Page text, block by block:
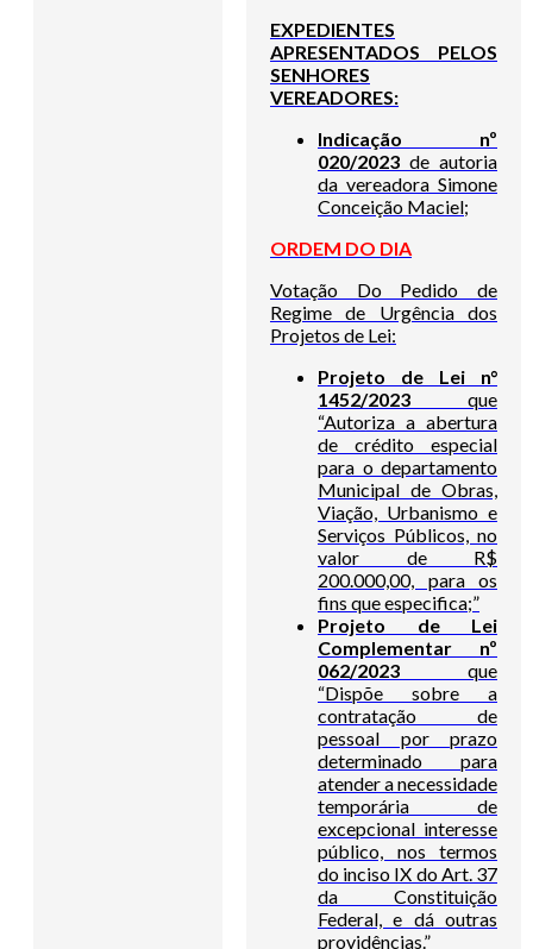
EXPEDIENTES
APRESENTADOS PELOS
SENHORES
VEREADORES:
Indicação nº
020/2023 de autoria
da vereadora Simone
Conceição Maciel;
ORDEM DO DIA
Votação Do Pedido de
Regime de Urgência dos
Projetos de Lei:
Projeto de Lei n°
1452/2023 que
“Autoriza a abertura
de crédito especial
para o departamento
Municipal de Obras,
Viação, Urbanismo e
Serviços Públicos, no
valor de R$
200.000,00, para os
fins que especifica;”
Projeto de Lei
Complementar nº
062/2023 que
“Dispõe sobre a
contratação de
pessoal por prazo
determinado para
atender a necessidade
temporária de
excepcional interesse
público, nos termos
do inciso IX do Art. 37
da Constituição
Federal, e dá outras
providências.”